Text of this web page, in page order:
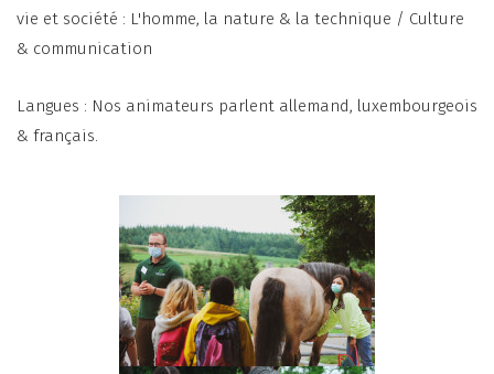
vie et société : L'homme, la nature & la technique / Culture
& communication
Langues : Nos animateurs parlent allemand, luxembourgeois
& français.